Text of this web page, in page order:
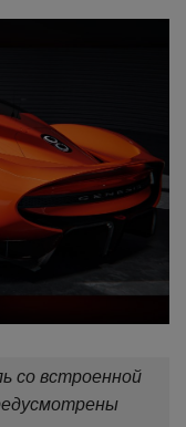
со встроенной